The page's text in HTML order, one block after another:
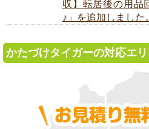
収】転居後の用品
♪」を追加しました。
かたづけタイガーの対応エ